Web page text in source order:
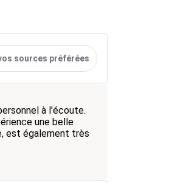
sources préférées
à l'écoute.
une belle
est également très